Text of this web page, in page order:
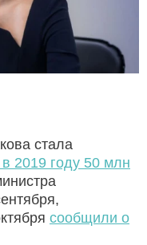
стала
2019 году 50 млн
сообщили о